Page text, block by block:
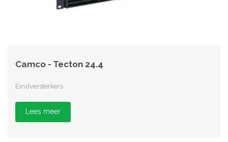
Camco - Tecton 24.4
Eindversterkers
Lees meer